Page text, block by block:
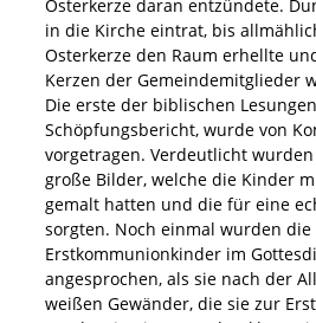
Osterkerze daran entzündete.
in die Kirche eintrat, bis
Osterkerze den Raum erhellte
Kerzen der Gemeindemitglieder
Die erste der biblischen
Schöpfungsbericht, wurde von
vorgetragen. Verdeutlicht
große Bilder, welche die Kinder
gemalt hatten und die für eine
sorgten. Noch einmal wurden die
Erstkommunionkinder im
angesprochen, als sie nach der
weißen Gewänder, die sie zur